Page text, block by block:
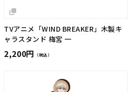
TVアニメ「WIND BREAKER」木製キ
ャラスタンド 梅宮 一
2,200円 （税込）